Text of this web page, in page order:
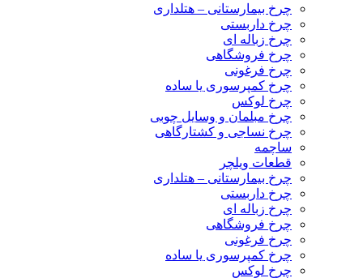
چرخ بیمارستانی – هتلداری
چرخ داربستی
چرخ زباله ای
چرخ فروشگاهی
چرخ فرغونی
چرخ کمپرسوری یا ساده
چرخ لوکس
چرخ مبلمان و وسایل چوبی
چرخ نساجی و کشتارگاهی
ساچمه
قطعات ویلچر
چرخ بیمارستانی – هتلداری
چرخ داربستی
چرخ زباله ای
چرخ فروشگاهی
چرخ فرغونی
چرخ کمپرسوری یا ساده
چرخ لوکس